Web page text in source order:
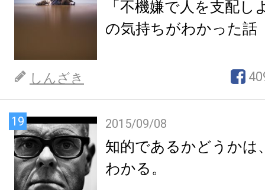
「不機嫌で人を支配し
の気持ちがわかった話
しんざき
19 2015/09/08
知的であるかどうかは
わかる。